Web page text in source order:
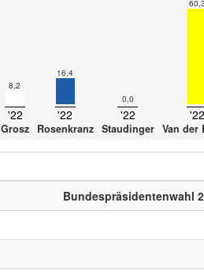
8,2
'22
Grosz
16,4
'22
Rosenkranz
0,0
'22
Staudinger
60,3
'22
Van der
Bundespräsidentenwahl